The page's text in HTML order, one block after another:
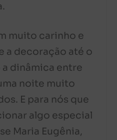
muito carinho e
a decoração até o
dinâmica entre
noite muito
E para nós que
algo especial
Maria Eugênia,